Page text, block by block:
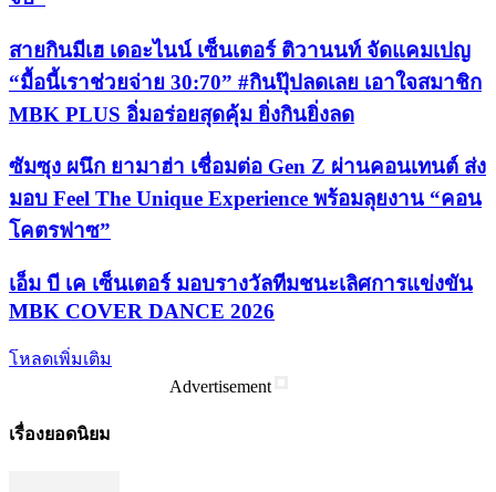
สายกินมีเฮ เดอะไนน์ เซ็นเตอร์ ติวานนท์ จัดแคมเปญ
“มื้อนี้เราช่วยจ่าย 30:70” #กินปุ๊ปลดเลย เอาใจสมาชิก
MBK PLUS อิ่มอร่อยสุดคุ้ม ยิ่งกินยิ่งลด
ซัมซุง ผนึก ยามาฮ่า เชื่อมต่อ Gen Z ผ่านคอนเทนต์ ส่ง
มอบ Feel The Unique Experience พร้อมลุยงาน “คอน
โคตรฟาซ”
เอ็ม บี เค เซ็นเตอร์ มอบรางวัลทีมชนะเลิศการแข่งขัน
MBK COVER DANCE 2026
โหลดเพิ่มเติม
Advertisement
เรื่องยอดนิยม